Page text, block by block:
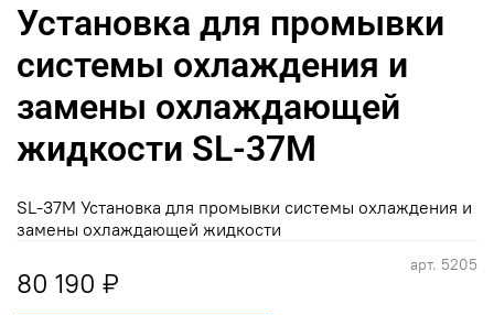
арт. 5205
Установка для промывки
системы охлаждения и
замены охлаждающей
жидкости SL-37M
80 190 ₽
SL-37M Установка для промывки системы охлаждения и
замены охлаждающей жидкости